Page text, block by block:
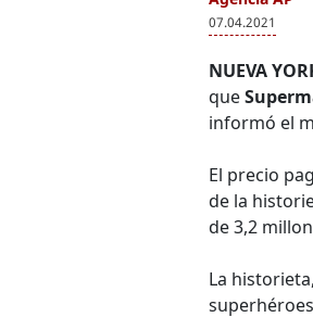
07.04.2021
NUEVA
que
informó el
El precio
de la
de 3,2
La